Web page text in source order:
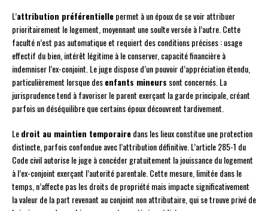
L’attribution préférentiellepermet à un époux de se voir attribuer
prioritairement le logement, moyennant une soulte versée à l’autre. Cette
faculté n’est pas automatique et requiert des conditions précises : usage
effectif du bien, intérêt légitime à le conserver, capacité financière à
indemniser l’ex-conjoint. Le juge dispose d’un pouvoir d’appréciation étendu,
particulièrement lorsque desenfants mineurs sont concernés. La
jurisprudence tend à favoriser le parent exerçant la garde principale, créant
parfois un déséquilibre que certains époux découvrent tardivement.
Ledroit au maintien temporairedans les lieux constitue une protection
distincte, parfois confondue avec l’attribution définitive. L’article 285-1 du
Code civil autorise le juge à concéder gratuitement la jouissance du logement
à l’ex-conjoint exerçant l’autorité parentale. Cette mesure, limitée dans le
temps, n’affecte pas les droits de propriété mais impacte significativement
la valeur de la part revenant au conjoint non attributaire, qui se trouve privé de